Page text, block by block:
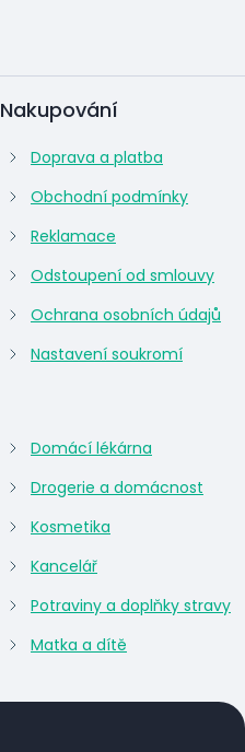
Domácí lékárna
Drogerie a domácnost
Kosmetika
Kancelář
Potraviny a doplňky stravy
Matka a dítě
Nakupování
Doprava a platba
Obchodní podmínky
Reklamace
Odstoupení od smlouvy
Ochrana osobních údajů
Nastavení soukromí